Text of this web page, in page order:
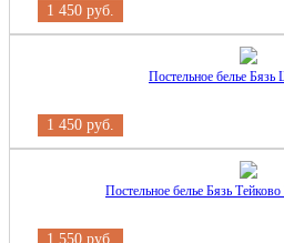
1 450 руб.
Постельное белье
1 450 руб.
Постельное белье Бязь
1 550 руб.